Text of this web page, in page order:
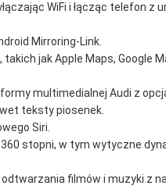
WiFi i łącząc telefon z
Mirroring-Link.
jak Apple Maps, Google
multimedialnej Audi z
teksty piosenek.
Siri.
stopni, w tym wytyczne
filmów i muzyki z